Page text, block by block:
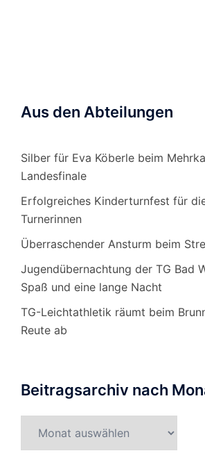
Aus den Abteilungen
Silber für Eva Köberle beim
Landesfinale
Erfolgreiches Kinderturnfest für
Turnerinnen
Überraschender Ansturm beim
Jugendübernachtung der TG Bad
Spaß und eine lange Nacht
TG-Leichtathletik räumt beim
Reute ab
Beitragsarchiv nach
nach